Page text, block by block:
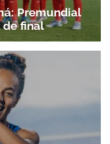
Premundial
de final